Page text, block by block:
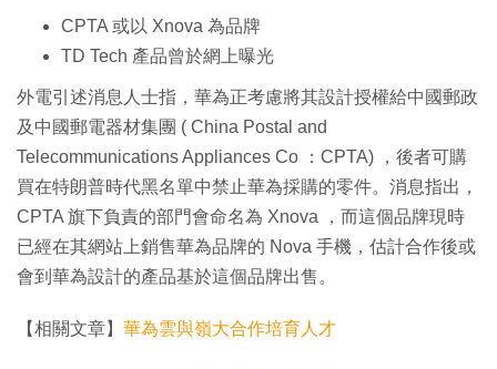
CPTA 或以 Xnova 為品牌
TD Tech 產品曾於網上曝光
外電引述消息人士指，華為正考慮將其設計授權給中國郵政
及中國郵電器材集團 ( China Postal and
Telecommunications Appliances Co ：CPTA) ，後者可購
買在特朗普時代黑名單中禁止華為採購的零件。消息指出，
CPTA 旗下負責的部門會命名為 Xnova ，而這個品牌現時
已經在其網站上銷售華為品牌的 Nova 手機，估計合作後或
會到華為設計的產品基於這個品牌出售。
【相關文章】 華為雲與嶺大合作培育人才